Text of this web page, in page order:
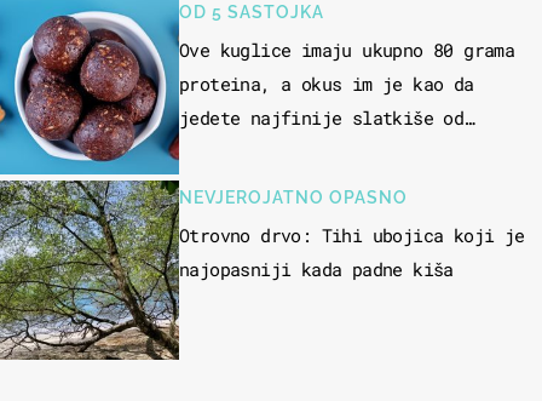
OD 5 SASTOJKA
Ove kuglice imaju ukupno 80 grama
proteina, a okus im je kao da
jedete najfinije slatkiše od
NEVJEROJATNO OPASNO
Otrovno drvo: Tihi ubojica koji je
najopasniji kada padne kiša